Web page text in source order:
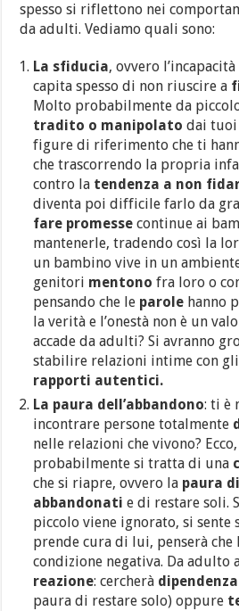
spesso si riflettono nei
da adulti. Vediamo quali sono:
La sfiducia, ovvero
capita spesso di non riuscire a
Molto probabilmente da
tradito o manipolato dai
figure di riferimento che ti
che trascorrendo la propria
contro la tendenza a non
diventa poi difficile farlo da
fare promesse continue ai
mantenerle, tradendo così la
un bambino vive in un
genitori mentono fra loro o
pensando che le parole hanno
la verità e l’onestà non è un
accade da adulti? Si avranno
stabilire relazioni intime con
rapporti autentici.
La paura dell’abbandono: ti è
incontrare persone totalmente
nelle relazioni che vivono?
probabilmente si tratta di una
che si riapre, ovvero la paura
abbandonati e di restare soli.
piccolo viene ignorato, si sente
prende cura di lui, penserà che
condizione negativa. Da adulto
reazione: cercherà
paura di restare solo) oppure